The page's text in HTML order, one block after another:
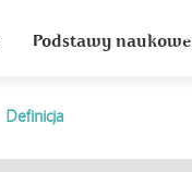
Podstawy naukowe
Definicja